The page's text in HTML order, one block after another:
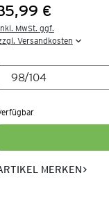
€
MwSt. ggf.
Versandkosten
MERKEN